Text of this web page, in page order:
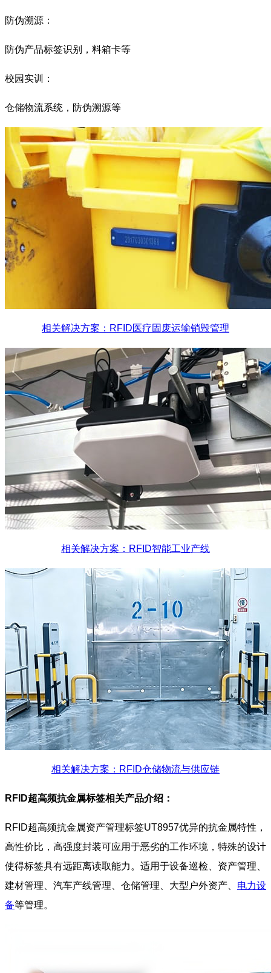
防伪溯源：
防伪产品标签识别，料箱卡等
校园实训：
仓储物流系统，防伪溯源等
相关解决方案：RFID医疗固废运输销毁管理
相关解决方案：RFID智能工业产线
相关解决方案：RFID仓储物流与供应链
RFID超高频抗金属标签相关产品介绍：
RFID超高频抗金属资产管理标签UT8957优异的抗金属特性，
高性价比，高强度封装可应用于恶劣的工作环境，特殊的设计
使得标签具有远距离读取能力。适用于设备巡检、资产管理、
建材管理、汽车产线管理、仓储管理、大型户外资产、 电力设
备等管理。